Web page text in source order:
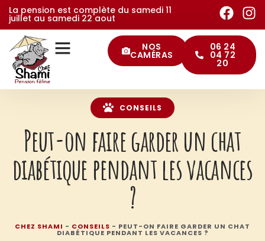
La pension est complète du samedi 11
juillet au samedi 22 aout
NOS
CAMÉRAS
06 24
04 72
20
CONSEILS
Peut-on faire garder un chat
diabétique pendant les vacances
?
CHEZ SHAMI - CONSEILS - PEUT-ON FAIRE GARDER UN CHAT
DIABÉTIQUE PENDANT LES VACANCES ?